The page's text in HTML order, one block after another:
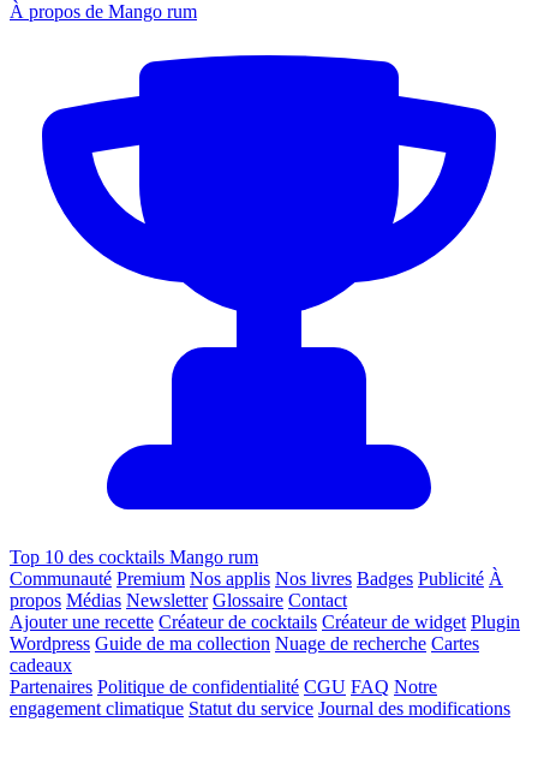
À propos de Mango rum
Top 10 des cocktails Mango rum
Communauté Premium Nos applis Nos livres Badges Publicité À
propos Médias Newsletter Glossaire Contact
Ajouter une recette Créateur de cocktails Créateur de widget Plugin
Wordpress Guide de ma collection Nuage de recherche Cartes
cadeaux
Partenaires Politique de confidentialité CGU FAQ Notre
engagement climatique Statut du service Journal des modifications